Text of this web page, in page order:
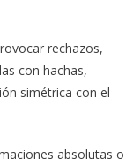
rechazos,
con hachas,
simétrica con el
absolutas o